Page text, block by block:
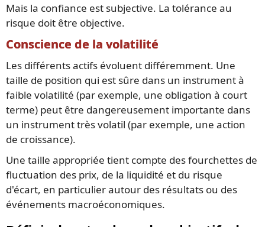
Mais la confiance est subjective. La tolérance au
risque doit être objective.
Conscience de la volatilité
Les différents actifs évoluent différemment. Une
taille de position qui est sûre dans un instrument à
faible volatilité (par exemple, une obligation à court
terme) peut être dangereusement importante dans
un instrument très volatil (par exemple, une action
de croissance).
Une taille appropriée tient compte des fourchettes de
fluctuation des prix, de la liquidité et du risque
d'écart, en particulier autour des résultats ou des
événements macroéconomiques.